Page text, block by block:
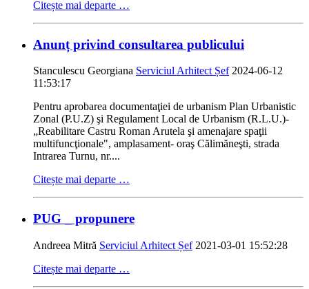
Citește mai departe …
Anunț privind consultarea publicului
Stanculescu Georgiana Serviciul Arhitect Șef 2024-06-12
11:53:17
Pentru aprobarea documentaţiei de urbanism Plan Urbanistic
Zonal (P.U.Z) şi Regulament Local de Urbanism (R.L.U.)-
„Reabilitare Castru Roman Arutela şi amenajare spaţii
multifuncţionale", amplasament- oraş Călimăneşti, strada
Intrarea Turnu, nr....
Citește mai departe …
PUG _ propunere
Andreea Mitră Serviciul Arhitect Șef 2021-03-01 15:52:28
Citește mai departe …